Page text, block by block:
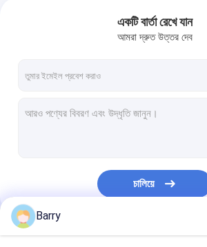
একটি বার্তা রেখে যান
আমরা দ্রুত উত্তর দেব
চালিয়ে
আমাদের বিভাগসমূহ
Barry